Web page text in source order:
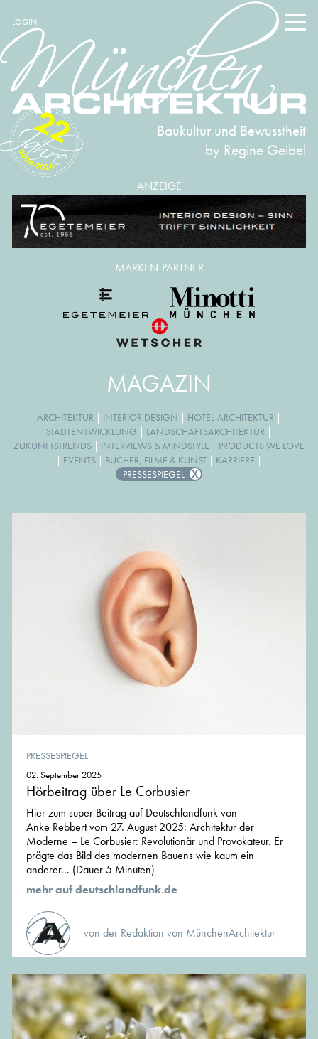
LOGIN
Baukultur und Bewusstheit
by Regine Geibel
2004-2026
22
ANZEIGE
MAGAZIN
ARCHITEKTUR | INTERIOR DESIGN | HOTEL-ARCHITEKTUR |
STADTENTWICKLUNG | LANDSCHAFTSARCHITEKTUR |
ZUKUNFTSTRENDS | INTERVIEWS & MINDSTYLE | PRODUCTS WE LOVE
| EVENTS | BÜCHER, FILME & KUNST | KARRIERE |
PRESSESPIEGEL
PRESSESPIEGEL
02. September 2025
Hörbeitrag über Le Corbusier
Hier zum super Beitrag auf Deutschlandfunk von
Anke Rebbert vom 27. August 2025: Architektur der
Moderne – Le Corbusier: Revolutionär und Provokateur. Er
prägte das Bild des modernen Bauens wie kaum ein
anderer... (Dauer 5 Minuten)
mehr auf deutschlandfunk.de
von der Redaktion von MünchenArchitektur